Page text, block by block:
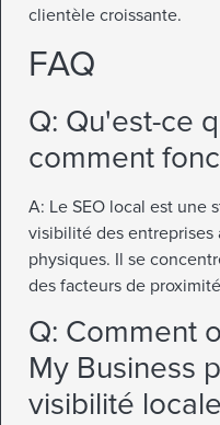
clientèle croissante.
FAQ
Q: Qu'est-ce
comment
A: Le SEO local est une
visibilité des entreprises
physiques. Il se
des facteurs de
Q: Comment
My Business
visibilité